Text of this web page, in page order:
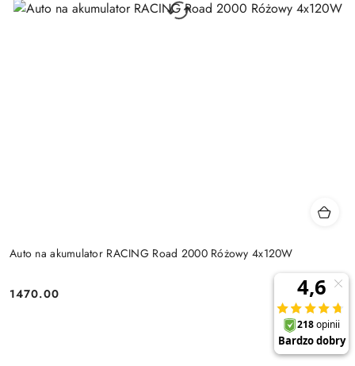
Auto na akumulator RACING Road 2000 Różowy 4x120W
Cena:
1470.00